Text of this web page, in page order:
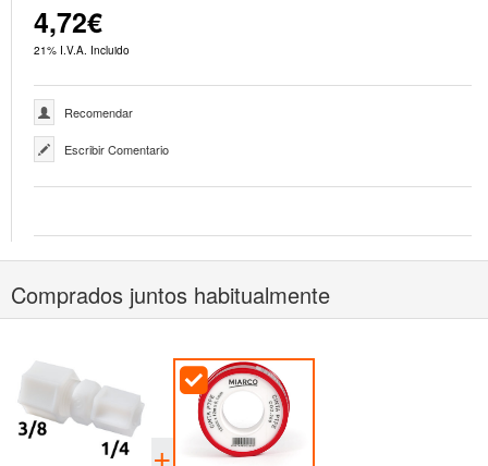
4,72€
21% I.V.A. Incluido
Recomendar
Escribir Comentario
Comprados juntos habitualmente